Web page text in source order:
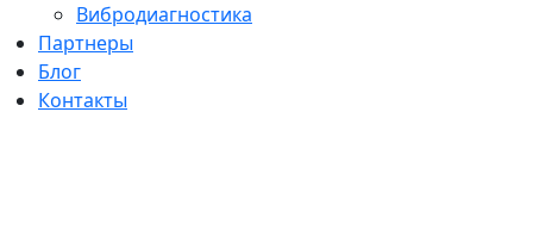
Вибродиагностика
Партнеры
Блог
Контакты